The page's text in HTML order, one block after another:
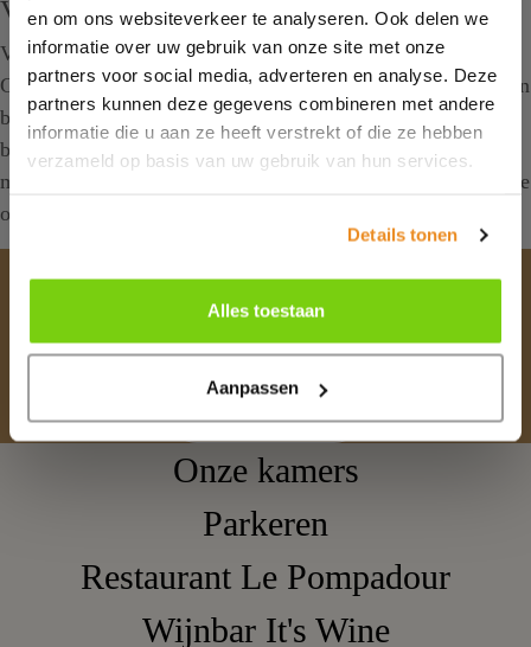
en om ons websiteverkeer te analyseren. Ook delen we
informatie over uw gebruik van onze site met onze
partners voor social media, adverteren en analyse. Deze
partners kunnen deze gegevens combineren met andere
informatie die u aan ze heeft verstrekt of die ze hebben
verzameld op basis van uw gebruik van hun services.
Details tonen
Alles toestaan
Aanpassen
Vanuit Volendam naar Marken
Vanuit Volendam kunt u de boot pakken richting Marken.
Geniet van de omgeving terwijl u naar Marken toe vaart. Een
bezoek aan Marken is gemakkelijk te combineren met een
bezoek aan Volendam. Overnacht u bij hotel Old Dutch en
maakt u gebruik van het Haven arrangement? Dan zit daar de
overtocht naar Marken al bij.
Onze kamers
Parkeren
Restaurant Le Pompadour
Wijnbar It's Wine
Blijf bij ons
Ontdek Volendam, direct aan het IJsselmeer en